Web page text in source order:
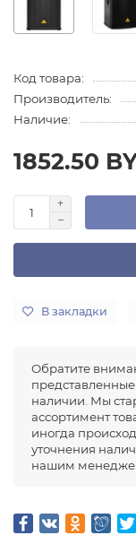
Код товара:
Производитель:
Наличие:
1852.50
В закладки
Обратите
представленные
наличии. Мы
ассортимент
иногда
уточнения
нашим